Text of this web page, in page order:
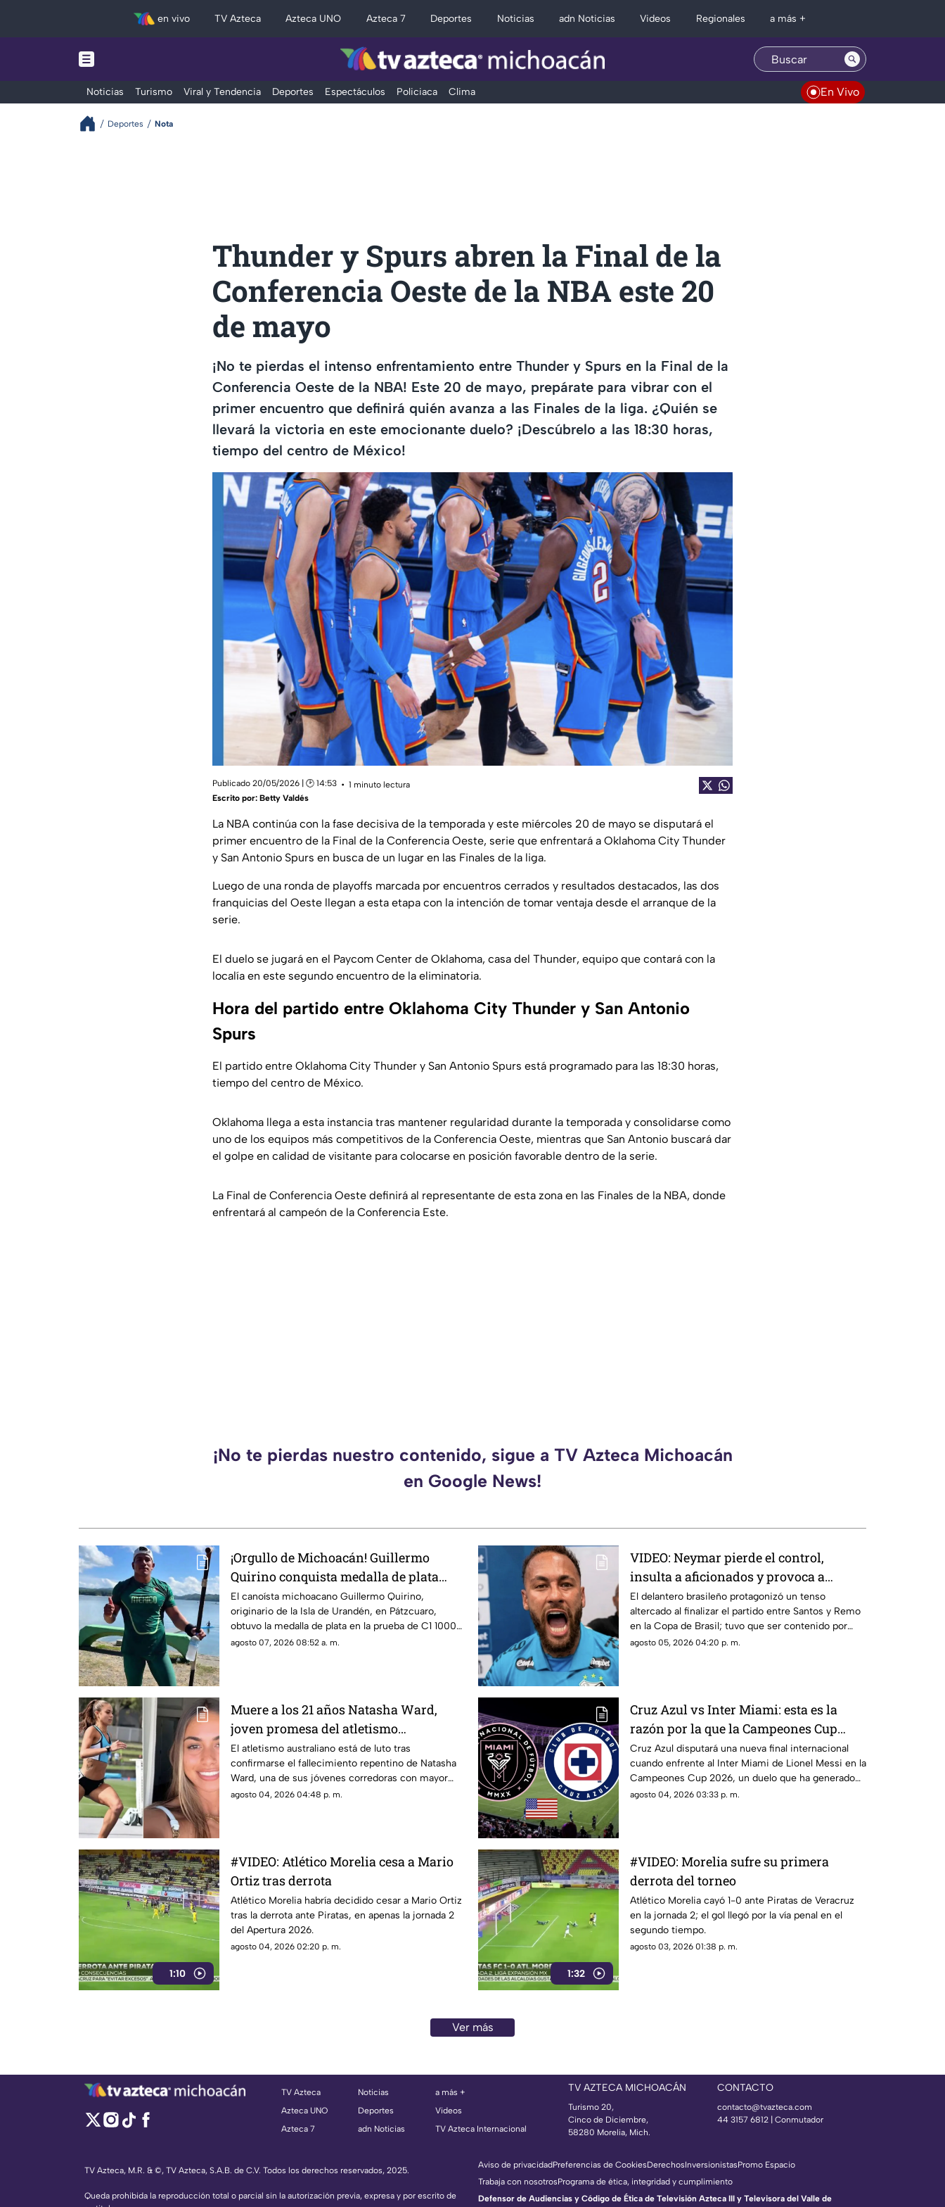
en vivo TV Azteca Azteca UNO Azteca 7 Deportes Noticias adn Noticias Videos Regionales a más +
Noticias Turismo Viral y Tendencia Deportes Espectáculos Policiaca Clima En Vivo
Deportes Nota
Thunder y Spurs abren la Final de la
Conferencia Oeste de la NBA este 20
de mayo
¡No te pierdas el intenso enfrentamiento entre Thunder y Spurs en la Final de la
Conferencia Oeste de la NBA! Este 20 de mayo, prepárate para vibrar con el
primer encuentro que definirá quién avanza a las Finales de la liga. ¿Quién se
llevará la victoria en este emocionante duelo? ¡Descúbrelo a las 18:30 horas,
tiempo del centro de México!
Publicado 20/05/2026 | 🕑 14:53
1 minuto lectura
Escrito por: Betty Valdés
La NBA continúa con la fase decisiva de la temporada y este miércoles 20 de mayo se disputará el
primer encuentro de la Final de la Conferencia Oeste, serie que enfrentará a Oklahoma City Thunder
y San Antonio Spurs en busca de un lugar en las Finales de la liga.
Luego de una ronda de playoffs marcada por encuentros cerrados y resultados destacados, las dos
franquicias del Oeste llegan a esta etapa con la intención de tomar ventaja desde el arranque de la
serie.
El duelo se jugará en el Paycom Center de Oklahoma, casa del Thunder, equipo que contará con la
localía en este segundo encuentro de la eliminatoria.
Hora del partido entre Oklahoma City Thunder y San Antonio
Spurs
El partido entre Oklahoma City Thunder y San Antonio Spurs está programado para las 18:30 horas,
tiempo del centro de México.
Oklahoma llega a esta instancia tras mantener regularidad durante la temporada y consolidarse como
uno de los equipos más competitivos de la Conferencia Oeste, mientras que San Antonio buscará dar
el golpe en calidad de visitante para colocarse en posición favorable dentro de la serie.
La Final de Conferencia Oeste definirá al representante de esta zona en las Finales de la NBA, donde
enfrentará al campeón de la Conferencia Este.
¡No te pierdas nuestro contenido, sigue a TV Azteca Michoacán
en Google News!
¡Orgullo de Michoacán! Guillermo
Quirino conquista medalla de plata
para México en Santo Domingo 2026
El canoísta michoacano Guillermo Quirino,
originario de la Isla de Urandén, en Pátzcuaro,
obtuvo la medalla de plata en la prueba de C1 1000
metros durante los Juegos Centroamericanos y del
agosto 07, 2026 08:52 a. m.
VIDEO: Neymar pierde el control,
insulta a aficionados y provoca a
rivales tras triunfo del Santos
El delantero brasileño protagonizó un tenso
altercado al finalizar el partido entre Santos y Remo
en la Copa de Brasil; tuvo que ser contenido por
elementos de seguridad y compañeros.
agosto 05, 2026 04:20 p. m.
Muere a los 21 años Natasha Ward,
joven promesa del atletismo
australiano
El atletismo australiano está de luto tras
confirmarse el fallecimiento repentino de Natasha
Ward, una de sus jóvenes corredoras con mayor
proyección, a los 21 años. La noticia fue comunicada
agosto 04, 2026 04:48 p. m.
Cruz Azul vs Inter Miami: esta es la
razón por la que la Campeones Cup
2026 se jugará en Estados Unidos
Cruz Azul disputará una nueva final internacional
cuando enfrente al Inter Miami de Lionel Messi en la
Campeones Cup 2026, un duelo que ha generado
dudas entre los aficionados, especialmente sobre
agosto 04, 2026 03:33 p. m.
1:10
#VIDEO: Atlético Morelia cesa a Mario
Ortiz tras derrota
Atlético Morelia habría decidido cesar a Mario Ortiz
tras la derrota ante Piratas, en apenas la jornada 2
del Apertura 2026.
agosto 04, 2026 02:20 p. m.
1:32
#VIDEO: Morelia sufre su primera
derrota del torneo
Atlético Morelia cayó 1-0 ante Piratas de Veracruz
en la jornada 2; el gol llegó por la vía penal en el
segundo tiempo.
agosto 03, 2026 01:38 p. m.
Ver más
TV Azteca
Azteca UNO
Azteca 7
Noticias
Deportes
adn Noticias
a más +
Videos
TV Azteca Internacional
TV AZTECA MICHOACÁN
Turismo 20,
Cinco de Diciembre,
58280 Morelia, Mich.
CONTACTO
contacto@tvazteca.com
44 3157 6812 | Conmutador
TV Azteca, M.R. & ©, TV Azteca, S.A.B. de C.V. Todos los derechos reservados, 2025.
Queda prohibida la reproducción total o parcial sin la autorización previa, expresa y por escrito de
Aviso de privacidadPreferencias de CookiesDerechosInversionistasPromo Espacio
Trabaja con nosotrosPrograma de ética, integridad y cumplimiento
Defensor de Audiencias y Código de Ética de Televisión Azteca III y Televisora del Valle de